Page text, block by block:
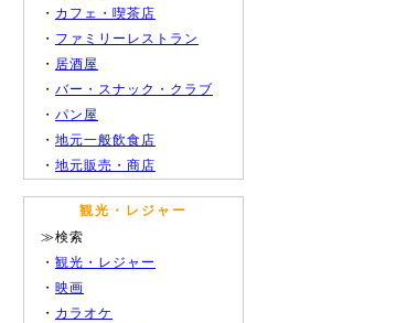
・ カフェ・喫茶店
・ ファミリーレストラン
・ 居酒屋
・ バー・スナック・クラブ
・ パン屋
・ 地元一般飲食店
・ 地元販売・商店
観光・レジャー
≫検索
・ 観光・レジャー
・ 映画
・ カラオケ